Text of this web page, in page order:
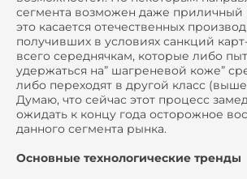
сегмента возможен даже приличный
это касается отечественных
получивших в условиях санкций
всего середнячкам, которые либо
удержаться на” шагреневой коже”
либо переходят в другой класс
Думаю, что сейчас этот процесс
ожидать к концу года осторожное
данного сегмента рынка.
Основные технологические тренды